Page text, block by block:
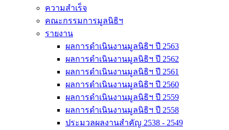
ความสำเร็จ
คณะกรรมการมูลนิธิฯ
รายงาน
ผลการดำเนินงานมูลนิธิฯ ปี 2563
ผลการดำเนินงานมูลนิธิฯ ปี 2562
ผลการดำเนินงานมูลนิธิฯ ปี 2561
ผลการดำเนินงานมูลนิธิฯ ปี 2560
ผลการดำเนินงานมูลนิธิฯ ปี 2559
ผลการดำเนินงานมูลนิธิฯ ปี 2558
ประมวลผลงานสำคัญ 2538 - 2549